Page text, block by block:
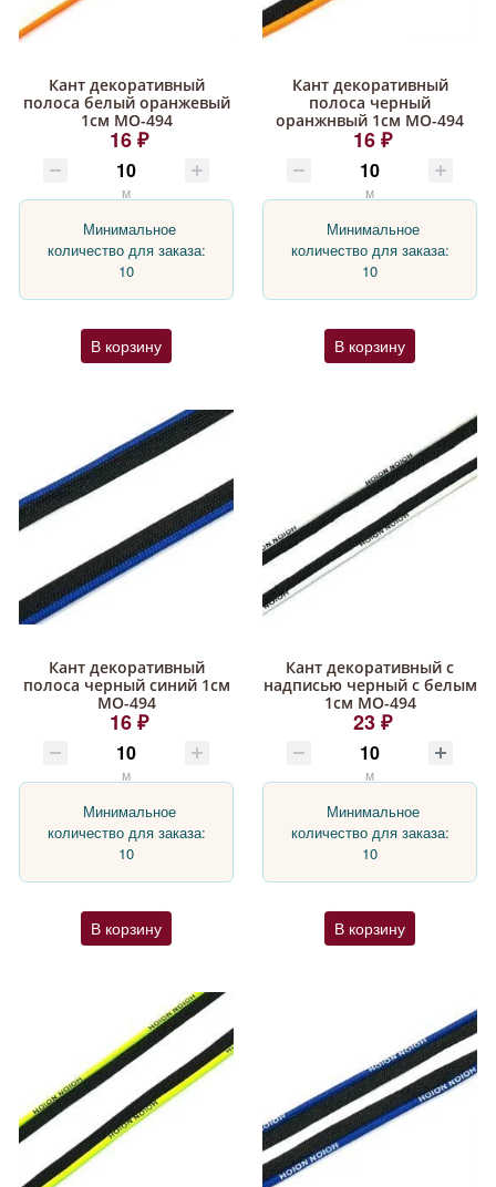
Кант декоративный
полоса белый оранжевый
1см МО-494
16 ₽
м
Минимальное
количество для заказа:
10
В корзину
Кант декоративный
полоса черный
оранжнвый 1см МО-494
16 ₽
м
Минимальное
количество для заказа:
10
В корзину
Кант декоративный
полоса черный синий 1см
МО-494
16 ₽
м
Минимальное
количество для заказа:
10
В корзину
Кант декоративный с
надписью черный с белым
1см МО-494
23 ₽
м
Минимальное
количество для заказа:
10
В корзину